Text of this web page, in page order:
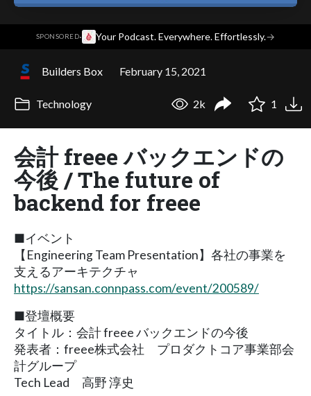
SPONSORED· Your Podcast. Everywhere. Effortlessly.→
Builders Box February 15, 2021
Technology 2k 1
会計 freee バックエンドの
今後 / The future of
backend for freee
■イベント
【Engineering Team Presentation】各社の事業を
支えるアーキテクチャ
https://sansan.connpass.com/event/200589/
■登壇概要
タイトル：会計 freee バックエンドの今後
発表者：freee株式会社 プロダクトコア事業部会
計グループ
Tech Lead 高野 淳史